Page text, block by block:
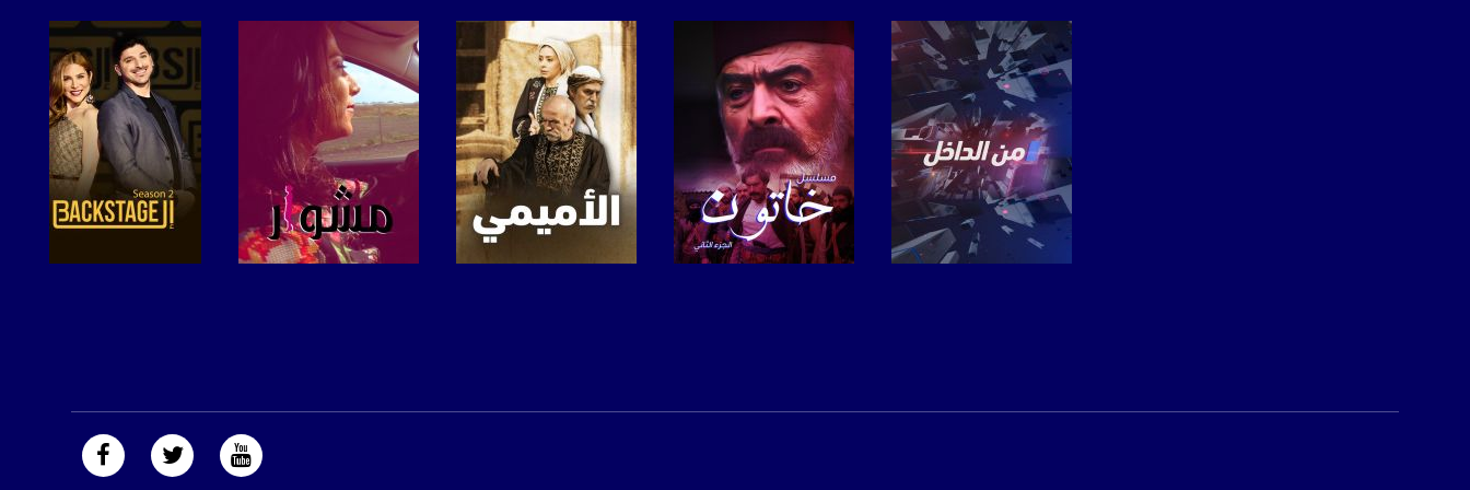
الموقع الالكتروني:
www.musawachannel.com
فيسبوك:
https://www.facebook.com/musawachannel
تويتر:
https://twitter.com/musawachannel
يوتيوب:
https://www.youtube.com/channel/UCwJbDUmIxc-JX8PX53ek2Zg/feed
غوغل+: